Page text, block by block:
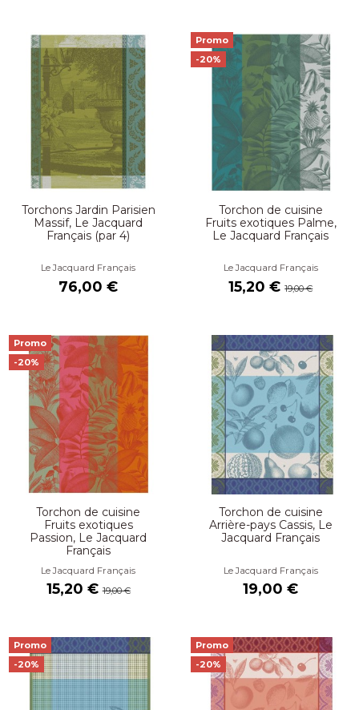
Torchons Jardin Parisien
Massif, Le Jacquard
Français (par 4)
Le Jacquard Français
76,00 €
Promo
-20%
Torchon de cuisine
Fruits exotiques Palme,
Le Jacquard Français
Le Jacquard Français
15,20 €19,00 €
Promo
-20%
Torchon de cuisine
Fruits exotiques
Passion, Le Jacquard
Français
Le Jacquard Français
15,20 €19,00 €
Torchon de cuisine
Arrière-pays Cassis, Le
Jacquard Français
Le Jacquard Français
19,00 €
Promo
-20%
Promo
-20%